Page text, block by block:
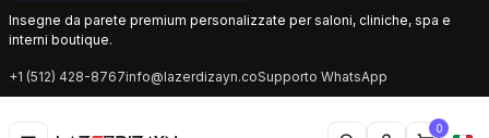
Insegne da parete premium personalizzate per saloni, cliniche, spa e
interni boutique.
+1 (512) 428-8767info@lazerdizayn.coSupporto WhatsApp
0